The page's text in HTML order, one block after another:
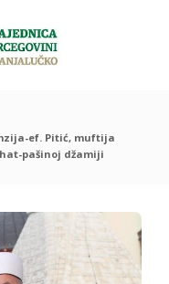
ef. Pitić, muftija
pašinoj džamiji